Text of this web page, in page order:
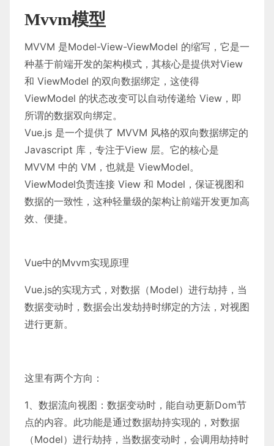
Mvvm模型
MVVM 是Model-View-ViewModel 的缩写，它是一
种基于前端开发的架构模式，其核心是提供对View
和 ViewModel 的双向数据绑定，这使得
ViewModel 的状态改变可以自动传递给 View，即
所谓的数据双向绑定。
Vue.js 是一个提供了 MVVM 风格的双向数据绑定的
Javascript 库，专注于View 层。它的核心是
MVVM 中的 VM，也就是 ViewModel。
ViewModel负责连接 View 和 Model，保证视图和
数据的一致性，这种轻量级的架构让前端开发更加高
效、便捷。
Vue中的Mvvm实现原理
Vue.js的实现方式，对数据（Model）进行劫持，当
数据变动时，数据会出发劫持时绑定的方法，对视图
进行更新。
这里有两个方向：
1、数据流向视图：数据变动时，能自动更新Dom节
点的内容。此功能是通过数据劫持实现的，对数据
（Model）进行劫持，当数据变动时，会调用劫持时